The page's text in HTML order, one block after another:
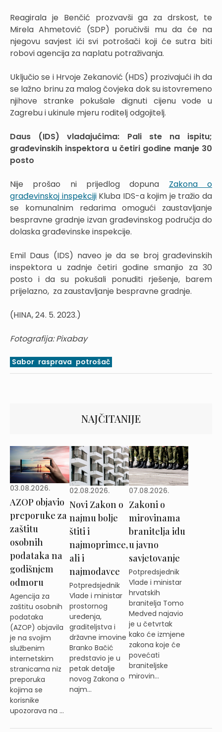
Reagirala je Benčić prozvavši ga za drskost, te
Mirela Ahmetović (SDP) poručivši mu da će na
njegovu savjest ići svi potrošači koji će sutra biti
robovi agencija za naplatu potraživanja.
Uključio se i Hrvoje Zekanović (HDS) prozivajući ih da
se lažno brinu za malog čovjeka dok su istovremeno
njihove stranke pokušale dignuti cijenu vode u
Zagrebu i ukinule mjeru roditelj odgojitelj.
Daus (IDS) vladajućima: Pali ste na ispitu;
građevinskih inspektora u četiri godine manje 30
posto
Nije prošao ni prijedlog dopuna Zakona o
građevinskoj inspekcijiKluba IDS-a kojim je tražio da
se komunalnim redarima omogući zaustavljanje
bespravne gradnje izvan građevinskog područja do
dolaska građevinske inspekcije.
Emil Daus (IDS) naveo je da se broj građevinskih
inspektora u zadnje četiri godine smanjio za 30
posto i da su pokušali ponuditi rješenje, barem
prijelazno, za zaustavljanje bespravne gradnje.
(HINA, 24. 5. 2023.)
Fotografija: Pixabay
Sabor rasprava potrošač
NAJČITANIJE
03.08.2026.
AZOP objavio
preporuke za
zaštitu
osobnih
podataka na
godišnjem
odmoru
Agencija za
zaštitu osobnih
podataka
(AZOP) objavila
je na svojim
službenim
internetskim
stranicama niz
preporuka
kojima se
korisnike
upozorava na ...
02.08.2026.
Novi Zakon o
najmu bolje
štiti i
najmoprimce,
ali i
najmodavce
Potpredsjednik
Vlade i ministar
prostornog
uređenja,
graditeljstva i
državne imovine
Branko Bačić
predstavio je u
petak detalje
novog Zakona o
najm...
07.08.2026.
Zakoni o
mirovinama
branitelja idu
u javno
savjetovanje
Potpredsjednik
Vlade i ministar
hrvatskih
branitelja Tomo
Medved najavio
je u četvrtak
kako će izmjene
zakona koje će
povećati
braniteljske
mirovin...